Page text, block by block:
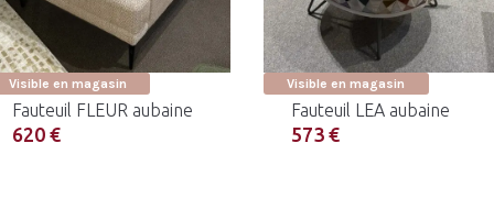
Visible en magasin
Fauteuil FLEUR aubaine
620 €
Visible en magasin
Fauteuil LEA aubaine
573 €